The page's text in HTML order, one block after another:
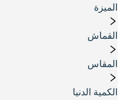
الميزة
القماش
المقاس
الكمية الدنيا